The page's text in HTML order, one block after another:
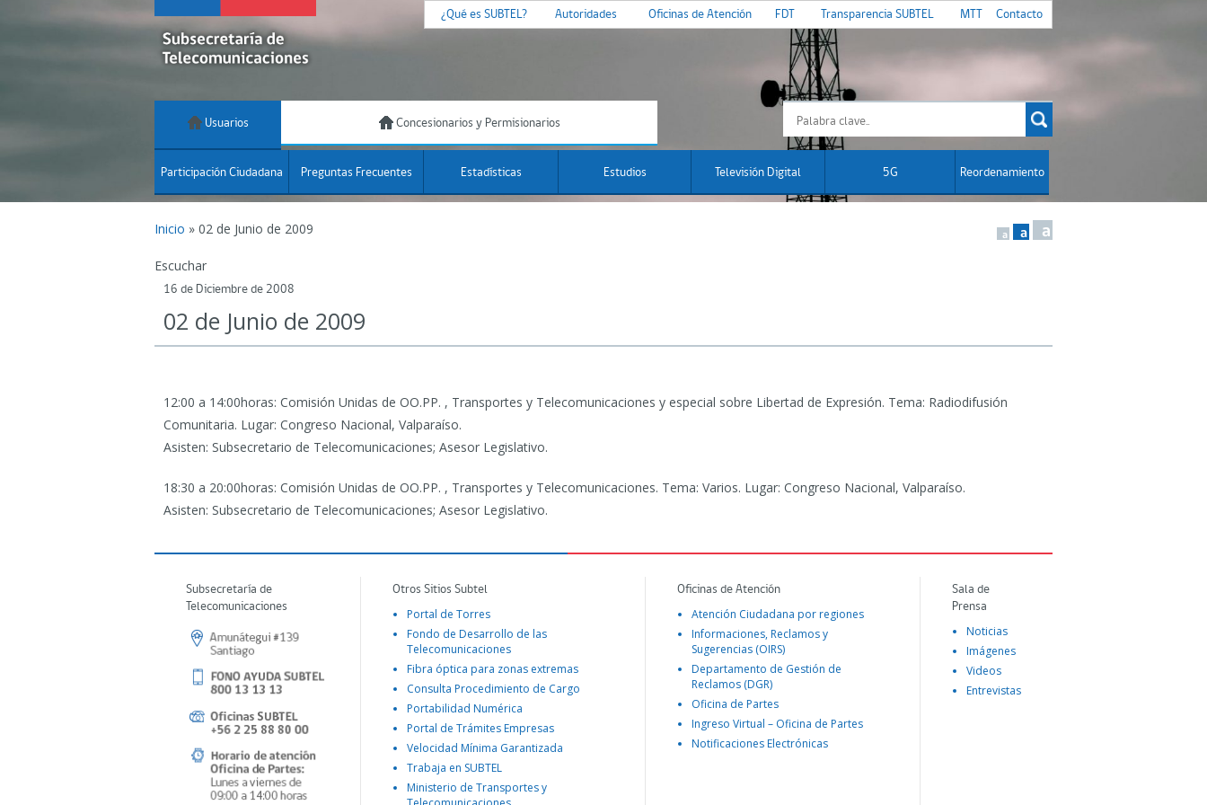
¿Qué es SUBTEL? Autoridades Oficinas de Atención FDT Transparencia SUBTEL MTT Contacto
Usuarios Concesionarios y Permisionarios
Participación Ciudadana Preguntas Frecuentes Estadísticas Estudios Televisión Digital 5G Reordenamiento
Inicio » 02 de Junio de 2009 a a a
Escuchar
16 de Diciembre de 2008
02 de Junio de 2009
12:00 a 14:00horas: Comisión Unidas de OO.PP. , Transportes y Telecomunicaciones y especial sobre Libertad de Expresión. Tema: Radiodifusión
Comunitaria. Lugar: Congreso Nacional, Valparaíso.
Asisten: Subsecretario de Telecomunicaciones; Asesor Legislativo.
18:30 a 20:00horas: Comisión Unidas de OO.PP. , Transportes y Telecomunicaciones. Tema: Varios. Lugar: Congreso Nacional, Valparaíso.
Asisten: Subsecretario de Telecomunicaciones; Asesor Legislativo.
Subsecretaría de
Telecomunicaciones
Otros Sitios Subtel
Portal de Torres
Fondo de Desarrollo de las
Telecomunicaciones
Fibra óptica para zonas extremas
Consulta Procedimiento de Cargo
Portabilidad Numérica
Portal de Trámites Empresas
Velocidad Mínima Garantizada
Trabaja en SUBTEL
Ministerio de Transportes y
Oficinas de Atención
Atención Ciudadana por regiones
Informaciones, Reclamos y
Sugerencias (OIRS)
Departamento de Gestión de
Reclamos (DGR)
Oficina de Partes
Ingreso Virtual – Oficina de Partes
Notificaciones Electrónicas
Sala de
Prensa
Noticias
Imágenes
Videos
Entrevistas